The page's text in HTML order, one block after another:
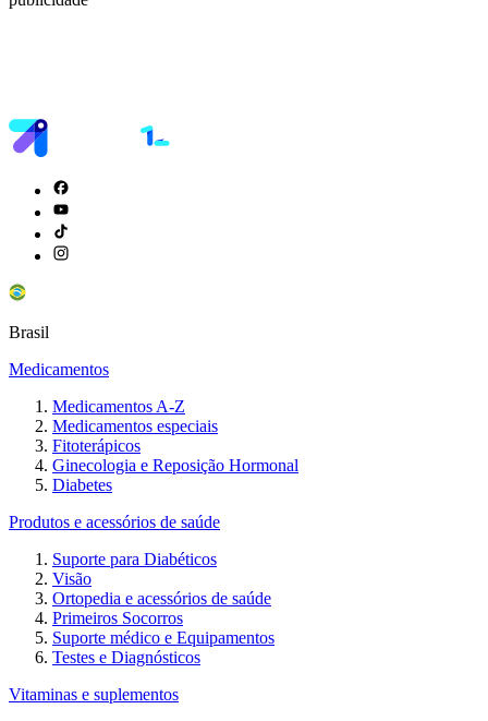
Brasil
Medicamentos
Medicamentos A-Z
Medicamentos especiais
Fitoterápicos
Ginecologia e Reposição Hormonal
Diabetes
Produtos e acessórios de saúde
Suporte para Diabéticos
Visão
Ortopedia e acessórios de saúde
Primeiros Socorros
Suporte médico e Equipamentos
Testes e Diagnósticos
Vitaminas e suplementos